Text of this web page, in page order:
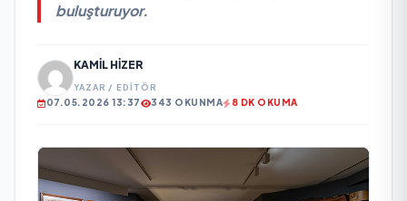
buluşturuyor.
KAMIL HIZER
YAZAR / EDITÖR
07.05.2026 13:37 343 OKUNMA 8 DK OKUMA